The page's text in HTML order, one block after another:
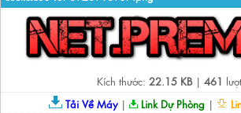
Kích thước: 22.15 KB| 461
Tải Về Máy| Link Dự Phòng |